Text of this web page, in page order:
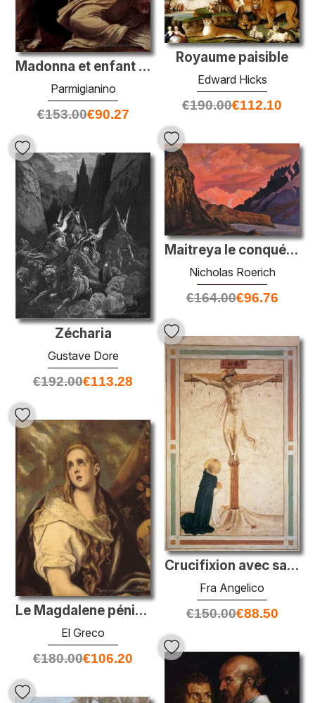
Madonna et enfant avec des saints
Parmigianino
€153.00€90.27
Royaume paisible
Edward Hicks
€190.00€112.10
Maitreya le conquérant
Nicholas Roerich
€164.00€96.76
Zécharia
Gustave Dore
€192.00€113.28
Crucifixion avec saint Dominique
Fra Angelico
€150.00€88.50
Le Magdalene pénitent
El Greco
€180.00€106.20